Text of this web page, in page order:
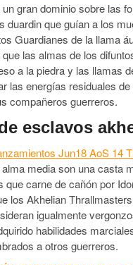
gran dominio sobre las
duardin que guían a los
Guardianes de la llama
las almas de los
a la piedra y las llamas
las energías residuales de
compañeros guerreros.
esclavos
media son una casta
que carne de cañón por
los Akhelian
igualmente
habilidades
a otros guerreros.